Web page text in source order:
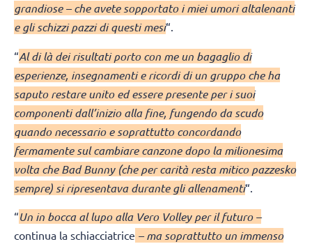
grandiose – che avete sopportato i miei umori altalenanti
e gli schizzi pazzi di questi mesi“.
“Al di là dei risultati porto con me un bagaglio di
esperienze, insegnamenti e ricordi di un gruppo che ha
saputo restare unito ed essere presente per i suoi
componenti dall’inizio alla fine, fungendo da scudo
quando necessario e soprattutto concordando
fermamente sul cambiare canzone dopo la milionesima
volta che Bad Bunny (che per carità resta mitico pazzesko
sempre) si ripresentava durante gli allenamenti“.
“Un in bocca al lupo alla Vero Volley per il futuro –
continua la schiacciatrice – ma soprattutto un immenso